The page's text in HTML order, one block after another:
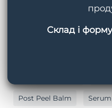
Light Day
Lipid Replacing Cleansing
Post Peel Balm Serum
Склад і